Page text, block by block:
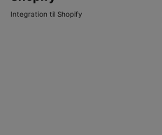
Integration til Shopify